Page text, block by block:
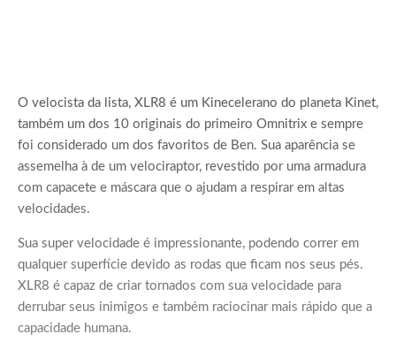
O velocista da lista, XLR8 é um Kinecelerano do planeta Kinet,
também um dos 10 originais do primeiro Omnitrix e sempre
foi considerado um dos favoritos de Ben. Sua aparência se
assemelha à de um velociraptor, revestido por uma armadura
com capacete e máscara que o ajudam a respirar em altas
velocidades.
Sua super velocidade é impressionante, podendo correr em
qualquer superfície devido as rodas que ficam nos seus pés.
XLR8 é capaz de criar tornados com sua velocidade para
derrubar seus inimigos e também raciocinar mais rápido que a
capacidade humana.